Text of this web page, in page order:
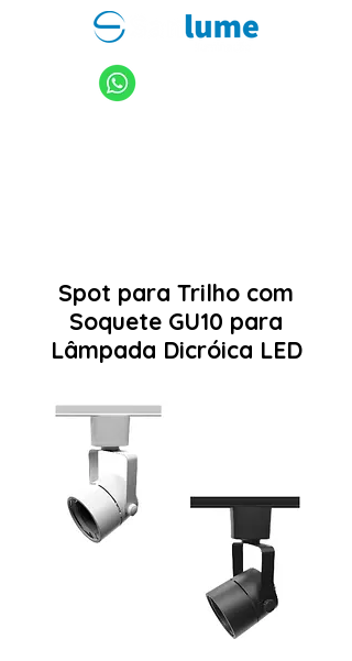
Spot para Trilho com
Soquete GU10 para
Lâmpada Dicróica LED